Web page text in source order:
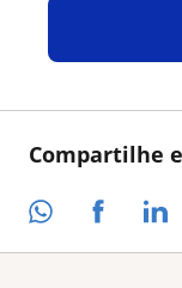
Compartilhe